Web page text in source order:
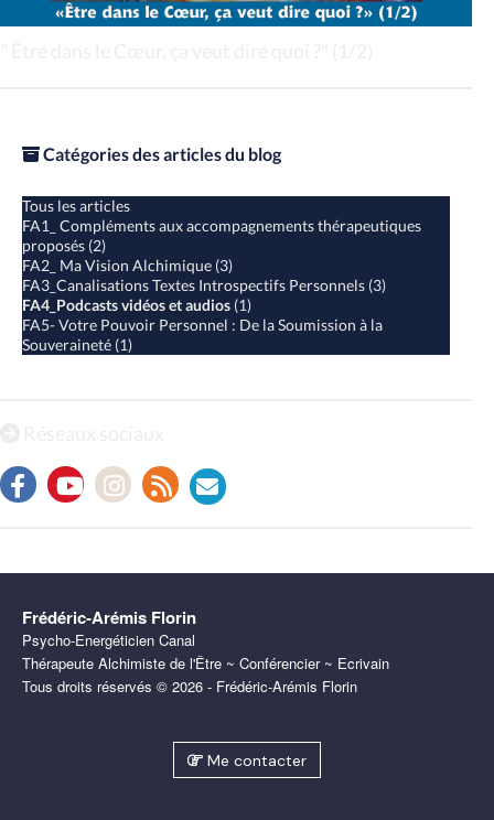
Catégories des articles du blog
Tous les articles
FA1_ Compléments aux accompagnements thérapeutiques
proposés (2)
FA2_ Ma Vision Alchimique (3)
FA3_Canalisations Textes Introspectifs Personnels (3)
FA4_Podcasts vidéos et audios (1)
FA5- Votre Pouvoir Personnel : De la Soumission à la
Souveraineté (1)
Frédéric-Arémis Florin
Psycho-Energéticien Canal
Thérapeute Alchimiste de l'Être ~ Conférencier ~ Ecrivain
Tous droits réservés © 2026 - Frédéric-Arémis Florin
Me contacter